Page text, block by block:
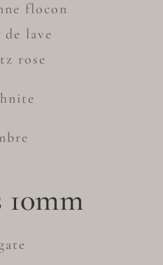
flocon
de lave
rose
10mm